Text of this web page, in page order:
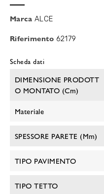
Marca ALCE
Riferimento 62179
Scheda dati
DIMENSIONE PRODOTT
O MONTATO (cm)
Materiale
SPESSORE PARETE (mm)
TIPO PAVIMENTO
TIPO TETTO